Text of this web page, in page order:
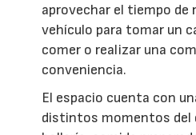
aprovechar el tiempo de
vehículo para tomar un
comer o realizar una
conveniencia.
El espacio cuenta con
distintos momentos del